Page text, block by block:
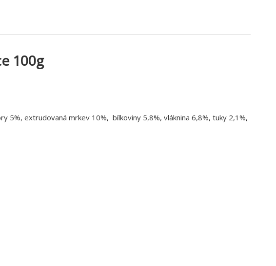
100g
5%, extrudovaná mrkev 10%, bílkoviny 5,8%, vláknina 6,8%, tuky 2,1%,